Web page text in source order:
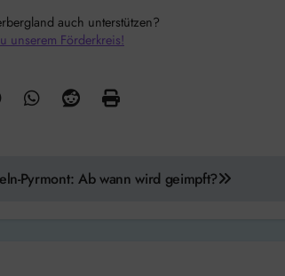
auch unterstützen?
unserem Förderkreis!
Pyrmont: Ab wann wird geimpft?